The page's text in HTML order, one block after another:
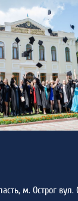
м. Острог вул.